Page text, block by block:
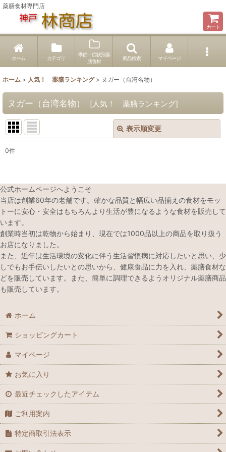
薬膳食材専門店
カート
ホーム カテゴリ
季節・症状別薬
膳食材
商品検索 マイページ
ホーム > 人気！ 薬膳ランキング > ヌガー（台湾名物）
ヌガー（台湾名物） [人気！ 薬膳ランキング]
表示順変更
並び順:
絞り込む
0件
公式ホームページへようこそ
当店は創業60年の老舗です。確かな品質と幅広い品揃えの食材をモッ
トーに安心・安全はもちろんより生活が豊になるような食材を販売して
います。
創業時当初は乾物から始まり、現在では1000品以上の商品を取り扱う
お店になりました。
また、近年は生活環境の変化に伴う生活習慣病に対応したいと思い、少
しでもお手伝いしたいとの思いから、健康食品に力を入れ、薬膳食材な
どを販売しています。また、簡単に調理できるようオリジナル薬膳商品
も販売しています。
ホーム
ショッピングカート
マイページ
お気に入り
最近チェックしたアイテム
ご利用案内
特定商取引法表示